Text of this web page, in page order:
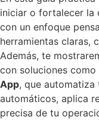
iniciar o fortalecer la
con un enfoque
herramientas claras,
Además, te
con soluciones
App, que
automáticos, aplica
precisa de tu